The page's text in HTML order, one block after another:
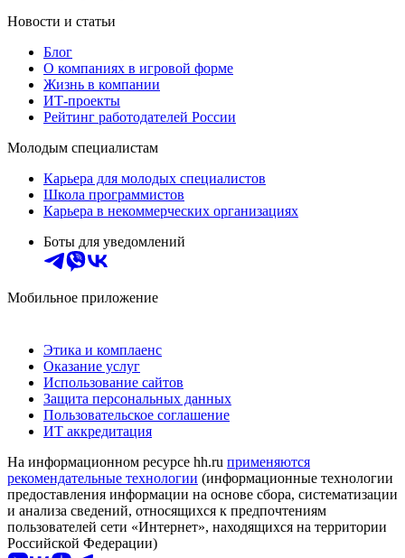
Новости и статьи
Блог
О компаниях в игровой форме
Жизнь в компании
ИТ-проекты
Рейтинг работодателей России
Молодым специалистам
Карьера для молодых специалистов
Школа программистов
Карьера в некоммерческих организациях
Боты для уведомлений
Мобильное приложение
Этика и комплаенс
Оказание услуг
Использование сайтов
Защита персональных данных
Пользовательское соглашение
ИТ аккредитация
На информационном ресурсе hh.ru применяются
рекомендательные технологии (информационные технологии
предоставления информации на основе сбора, систематизации
и анализа сведений, относящихся к предпочтениям
пользователей сети «Интернет», находящихся на территории
Российской Федерации)